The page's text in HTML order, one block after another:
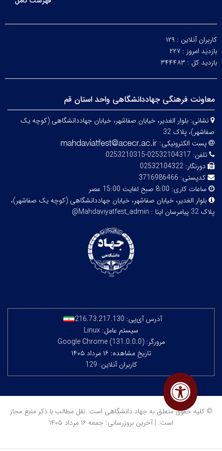
کاربران آنلاین : ۱۲۹
بازدید امروز : ۲۲۷
بازدید کل : ۳۴۴۴۸۳
معاونت فرهنگی جهاددانشگاهی واحد استان قم
نشانی: بلوار الغدیر، خیابان صفاشهر، خیابان جهاددانشگاهی (کوچه یک
صفاشهر)، پلاک 32
پست الکترونیکی:
تلفن: 02532104317-0253210315
دورنگار: 02532104322
کدپستی: 3716986466
ساعات کاری: 8:00 صبح لغایت 15:00 عصر
بلوار الغدیر، خیابان صفاشهر، خیابان جهاددانشگاهی (کوچه یک صفاشهر)،
پلاک 32
پیامرسان ایتا : Mahdaviyatfest_admin@
آدرس آی‌پی: 216.73.217.130
سیستم عامل: Linux
مرورگر: Google Chrome (131.0.0.0)
تاریخ مشاهده: ۱۶ مرداد ۱۴۰۵
کاربران آنلاین: 129
© کلیه حقوق متعلق به جهاد دانشگاهی است. نقل مطالب با ذکر منبع مجاز
است. | آخرین بروزرسانی: جمعه ۱۶ مرداد ۱۴۰۵